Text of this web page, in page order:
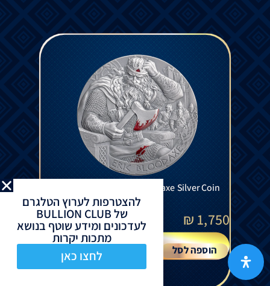
Way To Valhalla - Eric Bloodaxe Silver Coin
2 Oz 2026
1,750
₪
הוספה לסל
להצטרפות לערוץ הטלגרם
של BULLION CLUB
לעדכונים ומידע שוטף בנושא
מתכות יקרות
לחצו כאן